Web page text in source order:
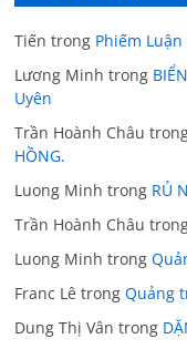
Tiến trong Phiếm Luận
Lương Minh trong
Uyên
Trần Hoành Châu
HỒNG.
Luong Minh trong RỦ
Trần Hoành Châu
Luong Minh trong
Franc Lê trongQuảng
Dung Thị Vân trong